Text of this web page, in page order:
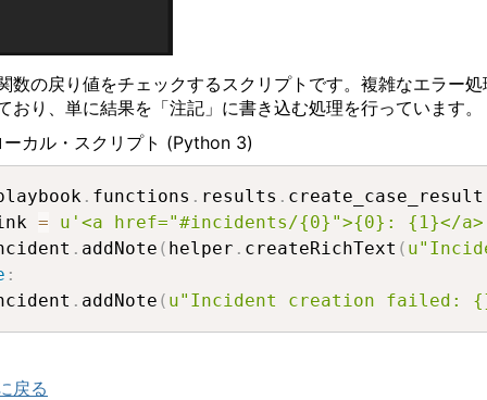
数の戻り値をチェックするスクリプトです。複雑なエラー処
おり、単に結果を「注記」に書き込む処理を行っています。
ーカル・スクリプト (Python 3)
. functions . results . create_case_result
=
u'<a href="#incidents/{0}">{0}: {1}</
. addNote ( helper . createRichText (
:
. addNote ( u"Incident creation failed:
戻る